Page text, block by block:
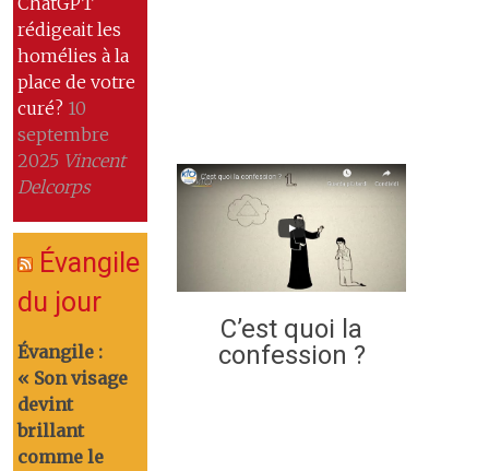
rédigeait les
homélies à la
place de votre
curé? 10
septembre
2025 Vincent
Delcorps
Évangile
du jour
Évangile :
« Son visage
devint
brillant
comme le
C’est quoi la
confession ?